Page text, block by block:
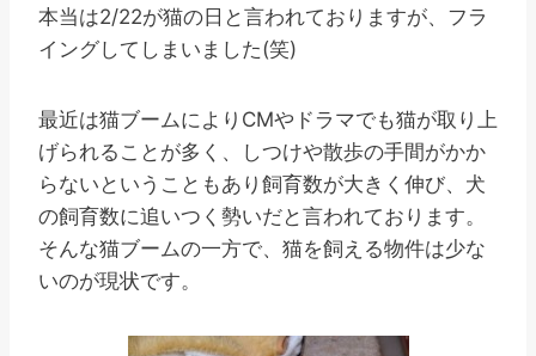
本当は2/22が猫の日と言われておりますが、フラ
イングしてしまいました(笑)
最近は猫ブームによりCMやドラマでも猫が取り上
げられることが多く、しつけや散歩の手間がかか
らないということもあり飼育数が大きく伸び、犬
の飼育数に追いつく勢いだと言われております。
そんな猫ブームの一方で、猫を飼える物件は少な
いのが現状です。